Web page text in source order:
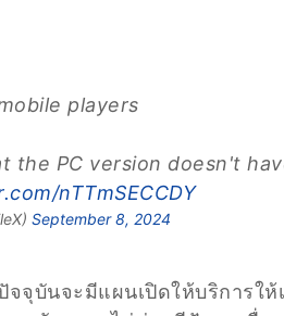
players
the PC version doesn't
nTTmSECCDY
September 8, 2024
จจุบันจะมีแผนเปิดให้บริการให้